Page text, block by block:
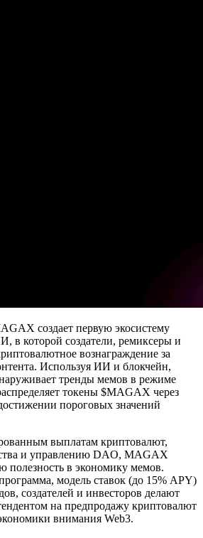
создает первую экосистему
в которой создатели, ремиксеры и
вознаграждение за
Используя ИИ и блокчейн,
тренды мемов в режиме
токены $MAGAX через
пороговых значений
выплатам криптовалют,
и управлению DAO, MAGAX
полезность в экономику мемов.
модель ставок (до 15% APY)
создателей и инвесторов делают
на предпродажу криптовалют
внимания Web3.